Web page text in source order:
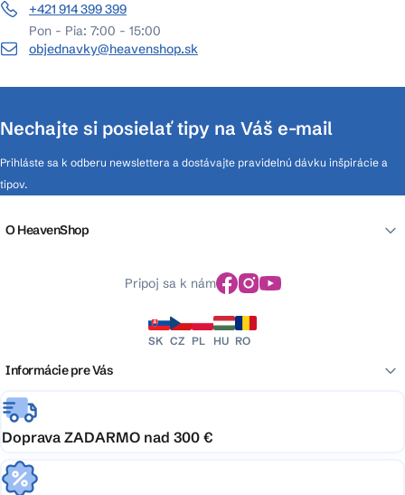
+421 914 399 399
Pon - Pia: 7:00 - 15:00
objednavky@heavenshop.sk
Nechajte si posielať tipy na Váš e-mail
Prihláste sa k odberu newslettera a dostávajte pravidelnú dávku inšpirácie a
tipov.
O HeavenShop
Pripoj sa k nám
SK CZ PL HU RO
Informácie pre Vás
Doprava ZADARMO nad 300 €